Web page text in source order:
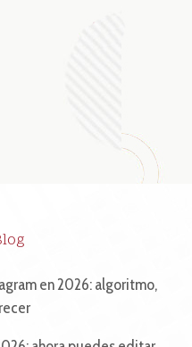
en 2026: algoritmo,